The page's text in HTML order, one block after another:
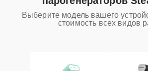
Выберите модель вашего
стоимость всех видов